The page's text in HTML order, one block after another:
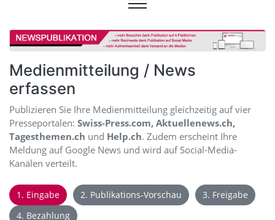
Medienmitteilung / News
erfassen
Publizieren Sie Ihre Medienmitteilung gleichzeitig auf vier
Presseportalen: Swiss-Press.com, Aktuellenews.ch,
Tagesthemen.ch und Help.ch. Zudem erscheint Ihre
Meldung auf Google News und wird auf Social-Media-
Kanälen verteilt.
1. Eingabe 2. Publikations-Vorschau
3. Freigabe
4. Bezahlung